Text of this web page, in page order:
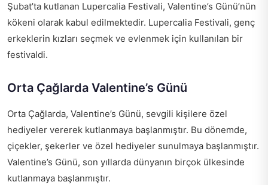
Şubat’ta kutlanan Lupercalia Festivali, Valentine’s Günü’nün
kökeni olarak kabul edilmektedir. Lupercalia Festivali, genç
erkeklerin kızları seçmek ve evlenmek için kullanılan bir
festivaldi.
Orta Çağlarda Valentine’s Günü
Orta Çağlarda, Valentine’s Günü, sevgili kişilere özel
hediyeler vererek kutlanmaya başlanmıştır. Bu dönemde,
çiçekler, şekerler ve özel hediyeler sunulmaya başlanmıştır.
Valentine’s Günü, son yıllarda dünyanın birçok ülkesinde
kutlanmaya başlanmıştır.